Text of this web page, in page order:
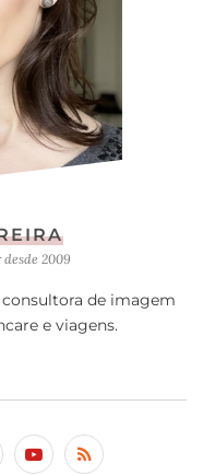
2009
de imagem
e viagens.